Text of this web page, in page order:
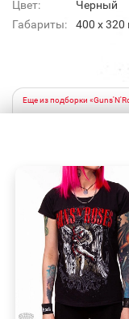
Цвет:
Черный
Габариты:
400 x 320
Еще из подборки